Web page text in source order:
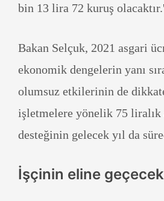
bin 13 lira 72 kuruş
Bakan Selçuk, 2021 asgari
ekonomik dengelerin yanı
olumsuz etkilerinin de dikkate
işletmelere yönelik 75 liralık
desteğinin gelecek yıl da
İşçinin eline